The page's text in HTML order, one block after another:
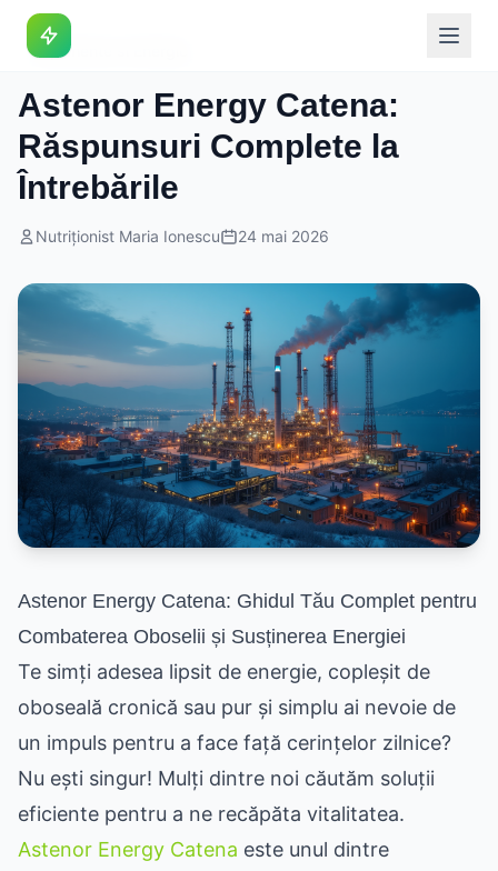
Suplimente si Energie
Astenor Energy Catena:
Răspunsuri Complete la
Întrebările
Nutriționist Maria Ionescu 24 mai 2026
Astenor Energy Catena: Ghidul Tău Complet pentru
Combaterea Oboselii și Susținerea Energiei
Te simți adesea lipsit de energie, copleșit de
oboseală cronică sau pur și simplu ai nevoie de
un impuls pentru a face față cerințelor zilnice?
Nu ești singur! Mulți dintre noi căutăm soluții
eficiente pentru a ne recăpăta vitalitatea.
Astenor Energy Catena este unul dintre